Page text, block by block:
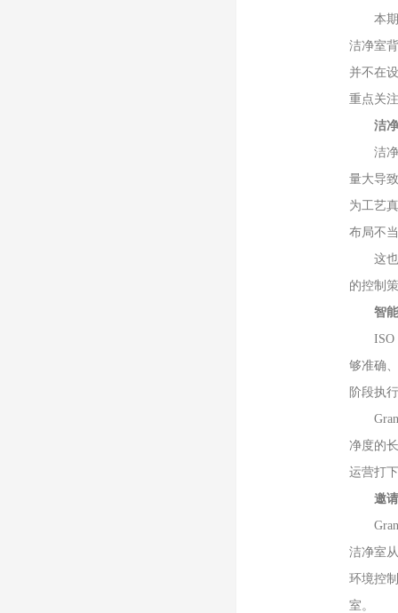
本期在
洁净室
并不在
重点关
洁
洁净室
量大导
为工艺
布局不
这也是
的控制
智
ISO
够准确
阶段执
净度的
运营打
邀请
洁净室
环境控
室。